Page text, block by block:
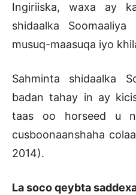
Ingiriiska, waxa ay
shidaalka
musuq-maasuqa iyo
Sahminta shidaalka
badan tahay in ay
taas oo horseed u
cusboonaanshaha
2014).
La soco qeybta